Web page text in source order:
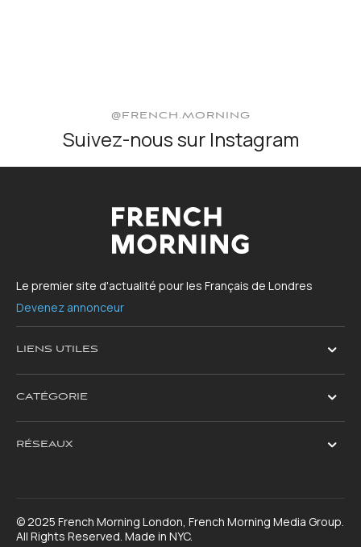
@FRENCH.MORNING
Suivez-nous sur Instagram
Le premier site d'actualité pour les Français de Londres
Devenez annonceur
LIENS UTILES
CATÉGORIE
RÉSEAUX
© 2025 French Morning London, French Morning Media Group.
All Rights Reserved. Made in NYC.